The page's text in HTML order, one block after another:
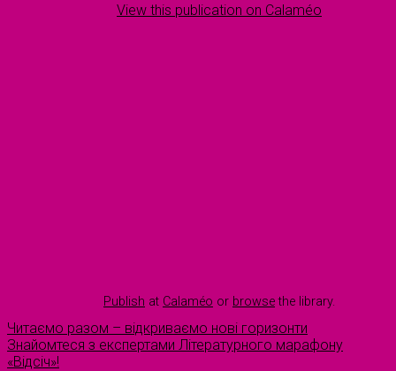
View this publication on Calaméo
Publish at Calaméo or browsethe library.
Читаємо разом – відкриваємо нові горизонти
Знайомтеся з експертами Літературного марафону
«Відсіч»!